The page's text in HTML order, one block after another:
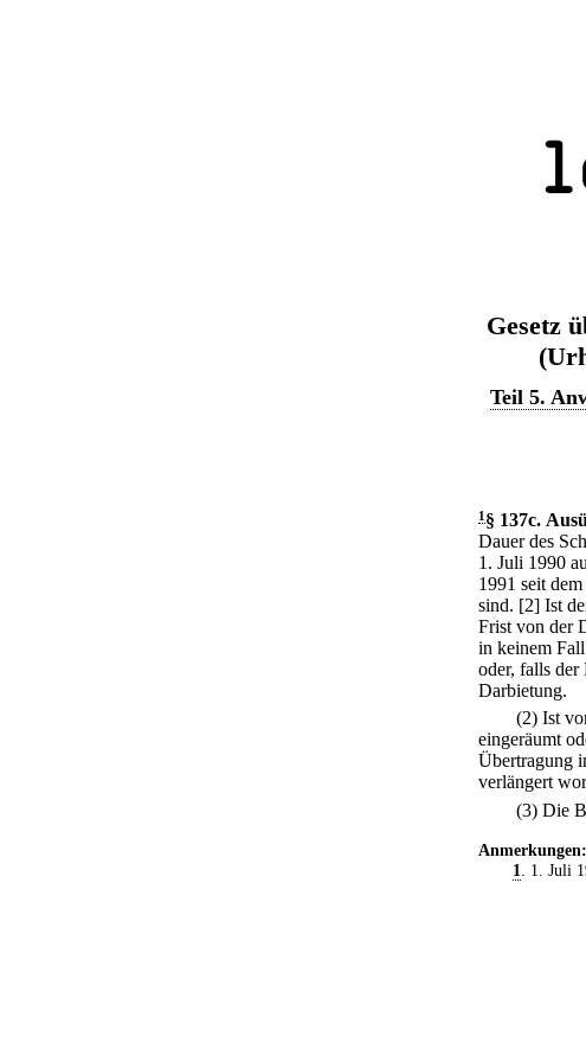
Gesetz
Teil 5.
1 § 137c.
Dauer des
1. Juli 1990
1991 seit
sind. [2] Ist
Frist von der
in keinem
oder, falls der
Darbietung.
(2) Ist
eingeräumt
Übertragung
verlängert
(3) Die
Anmerkungen:
1
. 1. Juli